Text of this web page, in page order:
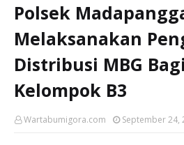
Polsek
Melaksanakan
Distribusi MBG
Kelompok B3
Wartabumigora.com September 24,